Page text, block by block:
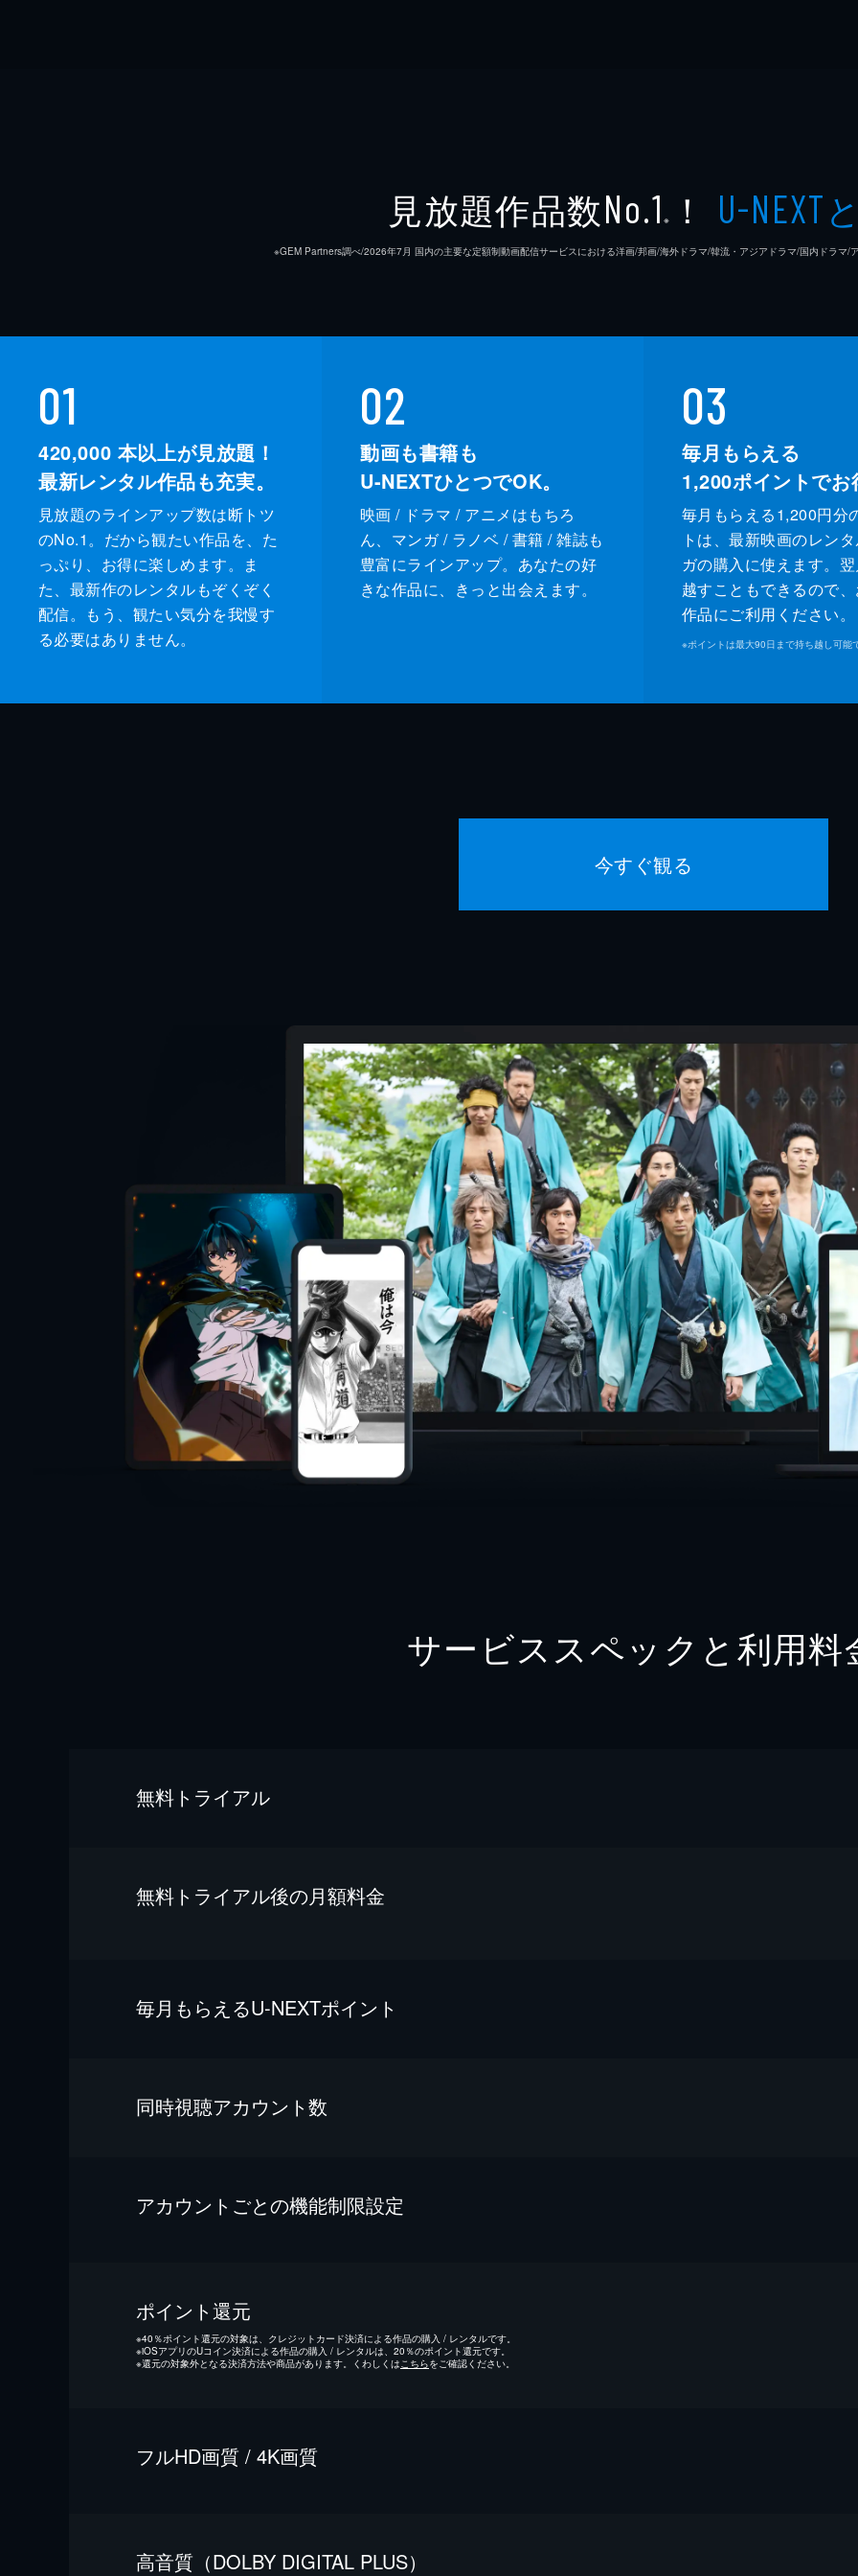
見放題作品数No.1 ※ ！ U-NEXT
※GEM Partners調べ/2026年7⽉ 国内の主要な定額制動画配信サービスにおける洋画/邦画/海外ドラマ/韓流・アジアドラマ/国内ドラマ/
01
420,000 本以上が見放題！
最新レンタル作品も充実。
見放題のラインアップ数は断トツ
のNo.1。だから観たい作品を、た
っぷり、お得に楽しめます。ま
た、最新作のレンタルもぞくぞく
配信。もう、観たい気分を我慢す
る必要はありません。
02
動画も書籍も
U-NEXTひとつでOK。
映画 / ドラマ / アニメはもちろ
ん、マンガ / ラノベ / 書籍 / 雑誌も
豊富にラインアップ。あなたの好
きな作品に、きっと出会えます。
03
毎月もらえる
1,200ポイントでお
毎月もらえる1,200円分
トは、最新映画のレン
ガの購入に使えます。
越すこともできるので
作品にご利用ください。
※ポイントは最大90日まで持ち越し可能
今すぐ観る
サービススペックと利用料
無料トライアル
無料トライアル後の⽉額料金
毎⽉もらえるU-NEXTポイント
同時視聴アカウント数
アカウントごとの機能制限設定
ポイント還元
※40％ポイント還元の対象は、クレジットカード決済による作品の購入 / レンタルです。
※iOSアプリのUコイン決済による作品の購入 / レンタルは、20％のポイント還元です。
※還元の対象外となる決済方法や商品があります。くわしくは こちらをご確認ください。
フルHD画質 / 4K画質
⾼⾳質（DOLBY DIGITAL PLUS）